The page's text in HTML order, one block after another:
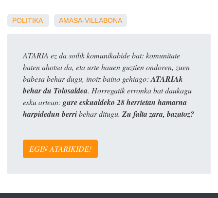
POLITIKA AMASA-VILLABONA
ATARIA ez da soilik komunikabide bat: komunitate
baten ahotsa da, eta urte hauen guztien ondoren, zuen
babesa behar dugu, inoiz baino gehiago: ATARIAk
behar du Tolosaldea. Horregatik erronka bat daukagu
esku artean: gure eskualdeko 28 herrietan hamarna
harpidedun berribehar ditugu. Zu falta zara, bazatoz?
EGIN ATARIKIDE!